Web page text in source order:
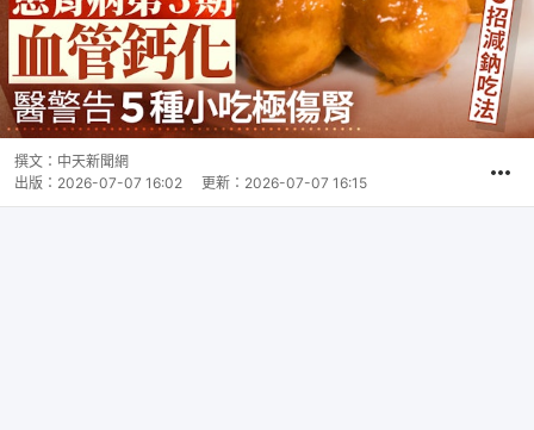
撰文： 中天新聞網
出版： 2026-07-07 16:02 更新： 2026-07-07 16:15